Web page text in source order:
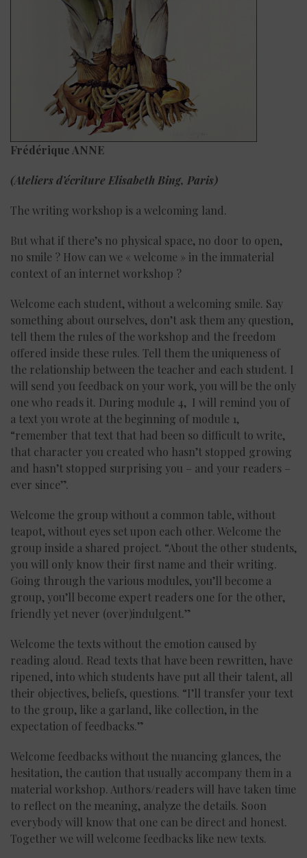
Frédérique ANNE
(Ateliers d’écriture Elisabeth Bing, Paris)
The writing workshop is a welcoming land.
But what if there’s no physical space, no door to open,
no smile ? How can we « welcome » in the immaterial
context of an internet workshop ?
Welcome each student, without a welcoming smile. Say
something about ourselves, don’t ask them any question,
tell them the rules of the workshop and the freedom
offered inside these rules. Tell them the uniqueness of
the relationship between the teacher and each student. I
will send you feedback on your work, you will be the only
one who reads it. During module 4, I will remind you of
a text you wrote at the beginning of module 1,
“remember that text that had been so difficult to write,
that character you created who hasn’t stopped growing
and hasn’t stopped surprising you – and your readers –
ever since”.
Welcome the group without a common table, without
teapot, without eyes set upon each other. Welcome the
group inside a shared project. “About the other students,
you will only know their first name and their writing.
Going through the various modules, you’ll become a
group, you’ll become expert readers one for the other,
friendly yet never (over)indulgent.”
Welcome the texts without the emotion caused by
reading aloud. Read texts that have been rewritten, have
ripened, into which students have put all their talent, all
their objectives, beliefs, questions. “I’ll transfer your text
to the group, like a garland, like collection, in the
expectation of feedbacks.”
Welcome feedbacks without the nuancing glances, the
hesitation, the caution that usually accompany them in a
material workshop. Authors/readers will have taken time
to reflect on the meaning, analyze the details. Soon
everybody will know that one can be direct and honest.
Together we will welcome feedbacks like new texts.